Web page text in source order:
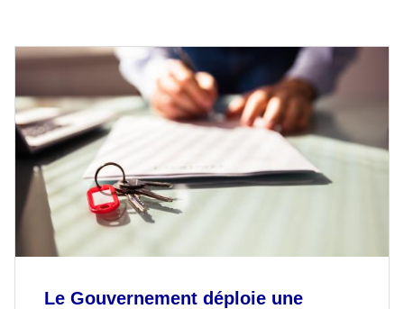
Le Gouvernement déploie une